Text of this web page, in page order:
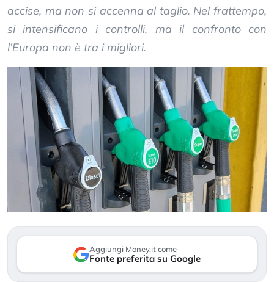
accise, ma non si accenna al taglio. Nel frattempo,
si intensificano i controlli, ma il confronto con
l’Europa non è tra i migliori.
Aggiungi Money.it come
Fonte preferita su Google